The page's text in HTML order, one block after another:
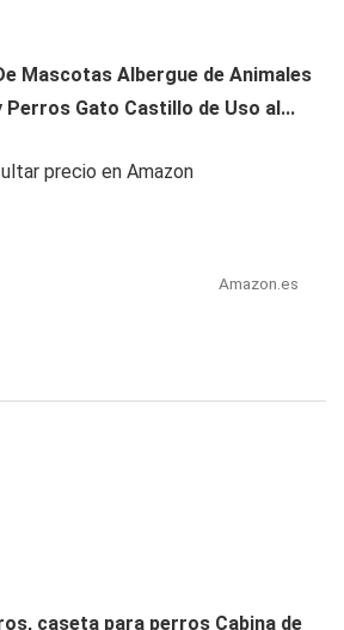
Mascotas Albergue de Animales
Gato Castillo de Uso al...
precio en Amazon
Amazon.es
caseta para perros Cabina de